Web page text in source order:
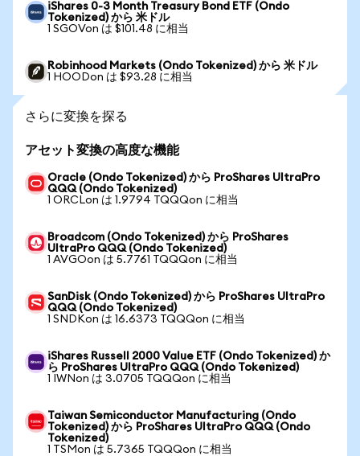
iShares 0-3 Month Treasury Bond ETF (Ondo
Tokenized) から 米ドル
1 SGOVon は $101.48 に相当
Robinhood Markets (Ondo Tokenized) から 米ドル
1 HOODon は $93.28 に相当
さらに変換を探る
アセット変換の高度な機能
Oracle (Ondo Tokenized) から ProShares UltraPro
QQQ (Ondo Tokenized)
1 ORCLon は 1.9794 TQQQon に相当
Broadcom (Ondo Tokenized) から ProShares
UltraPro QQQ (Ondo Tokenized)
1 AVGOon は 5.7761 TQQQon に相当
SanDisk (Ondo Tokenized) から ProShares UltraPro
QQQ (Ondo Tokenized)
1 SNDKon は 16.6373 TQQQon に相当
iShares Russell 2000 Value ETF (Ondo Tokenized) か
ら ProShares UltraPro QQQ (Ondo Tokenized)
1 IWNon は 3.0705 TQQQon に相当
Taiwan Semiconductor Manufacturing (Ondo
Tokenized) から ProShares UltraPro QQQ (Ondo
Tokenized)
1 TSMon は 5.7365 TQQQon に相当